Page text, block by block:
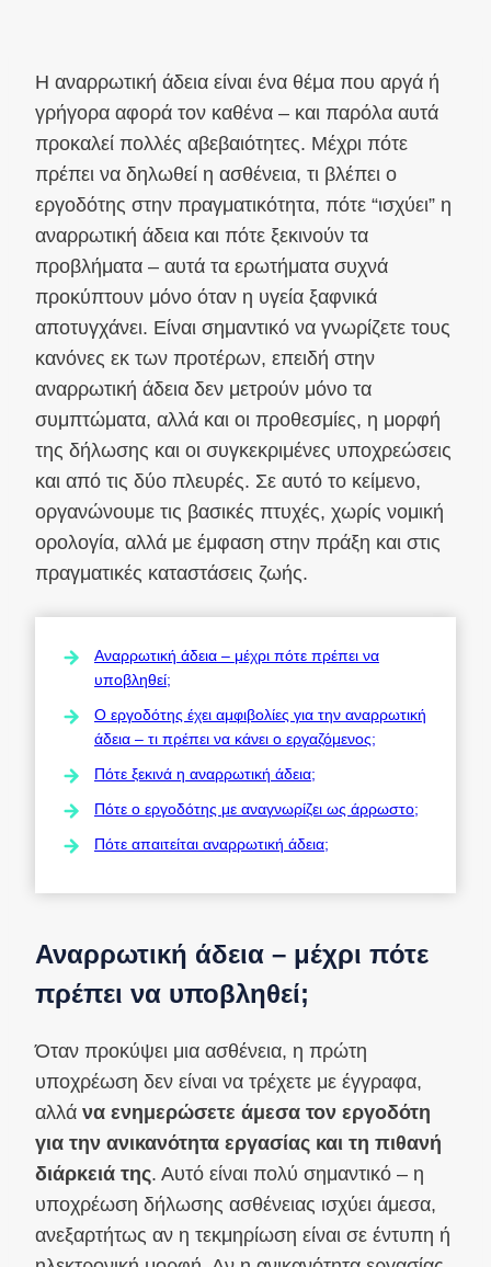
Η αναρρωτική άδεια είναι ένα θέμα που αργά ή
γρήγορα αφορά τον καθένα – και παρόλα αυτά
προκαλεί πολλές αβεβαιότητες. Μέχρι πότε
πρέπει να δηλωθεί η ασθένεια, τι βλέπει ο
εργοδότης στην πραγματικότητα, πότε “ισχύει” η
αναρρωτική άδεια και πότε ξεκινούν τα
προβλήματα – αυτά τα ερωτήματα συχνά
προκύπτουν μόνο όταν η υγεία ξαφνικά
αποτυγχάνει. Είναι σημαντικό να γνωρίζετε τους
κανόνες εκ των προτέρων, επειδή στην
αναρρωτική άδεια δεν μετρούν μόνο τα
συμπτώματα, αλλά και οι προθεσμίες, η μορφή
της δήλωσης και οι συγκεκριμένες υποχρεώσεις
και από τις δύο πλευρές. Σε αυτό το κείμενο,
οργανώνουμε τις βασικές πτυχές, χωρίς νομική
ορολογία, αλλά με έμφαση στην πράξη και στις
πραγματικές καταστάσεις ζωής.
Αναρρωτική άδεια – μέχρι πότε πρέπει να
υποβληθεί;
Ο εργοδότης έχει αμφιβολίες για την αναρρωτική
άδεια – τι πρέπει να κάνει ο εργαζόμενος;
Πότε ξεκινά η αναρρωτική άδεια;
Πότε ο εργοδότης με αναγνωρίζει ως άρρωστο;
Πότε απαιτείται αναρρωτική άδεια;
Αναρρωτική άδεια – μέχρι πότε
πρέπει να υποβληθεί;
Όταν προκύψει μια ασθένεια, η πρώτη
υποχρέωση δεν είναι να τρέχετε με έγγραφα,
αλλά να ενημερώσετε άμεσα τον εργοδότη
για την ανικανότητα εργασίας και τη πιθανή
διάρκειά της. Αυτό είναι πολύ σημαντικό – η
υποχρέωση δήλωσης ασθένειας ισχύει άμεσα,
ανεξαρτήτως αν η τεκμηρίωση είναι σε έντυπη ή